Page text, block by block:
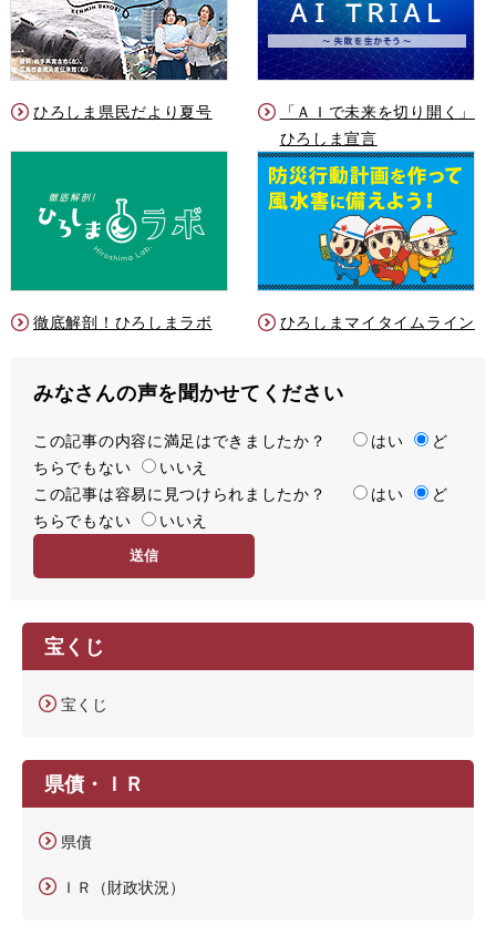
ひろしま県民だより夏号
「ＡＩで未来を切り開く」
ひろしま宣言
徹底解剖！ひろしまラボ ひろしまマイタイムライン
みなさんの声を聞かせてください
満
足
度
この記事の内容に満足はできましたか？ はい
ど
ちらでもない
いいえ
容
易
この記事は容易に見つけられましたか？ はい
ど
ちらでもない
いいえ
宝くじ
宝くじ
県債・ＩＲ
県債
ＩＲ（財政状況）